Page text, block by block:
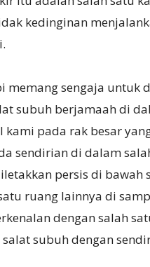
kedinginan
memang sengaja untuk
subuh berjamaah di
kami pada rak besar
sendirian di dalam
persis di
ruang lainnya di
dengan salah
subuh dengan